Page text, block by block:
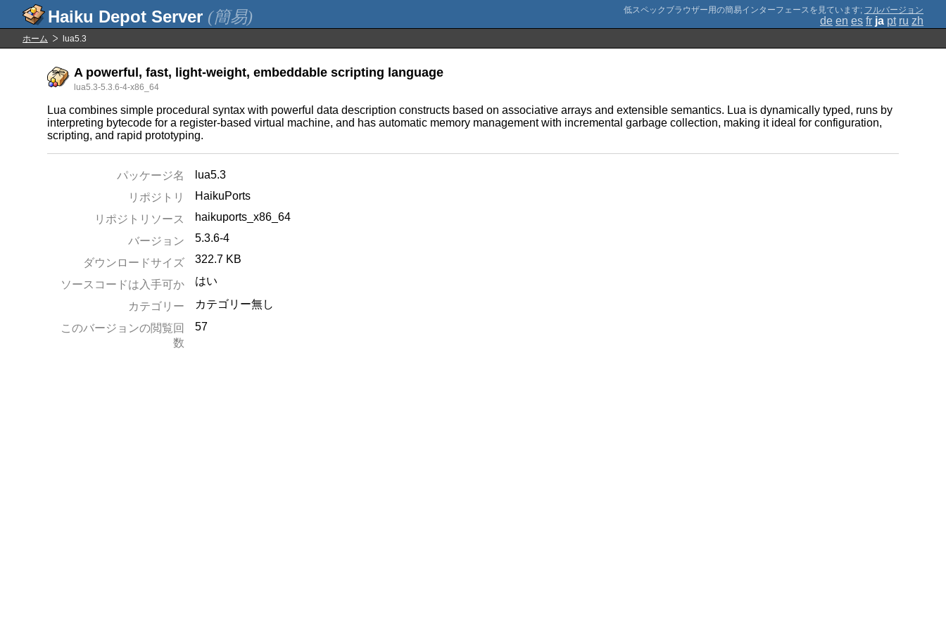
(簡易) ; フルバージョン
de en es fr ja pt ru zh
ホーム lua5.3
A powerful, fast, light-weight, embeddable scripting language
lua5.3-5.3.6-4-x86_64
Lua combines simple procedural syntax with powerful data description constructs based on associative arrays and extensible semantics. Lua is dynamically typed, runs by
interpreting bytecode for a register-based virtual machine, and has automatic memory management with incremental garbage collection, making it ideal for configuration,
scripting, and rapid prototyping.
パッケージ名
lua5.3
リポジトリ
HaikuPorts
リポジトリソース
haikuports_x86_64
バージョン
5.3.6-4
ダウンロードサイズ 322.7 KB
ソースコードは入手可か はい
カテゴリー
カテゴリー無し
このバージョンの閲覧回
数
57